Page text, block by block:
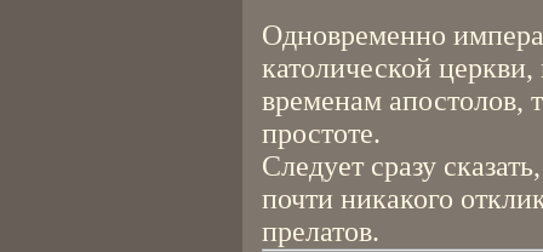
Одновременно
католической
временам апостолов,
простоте.
Следует сразу
почти никакого
прелатов.